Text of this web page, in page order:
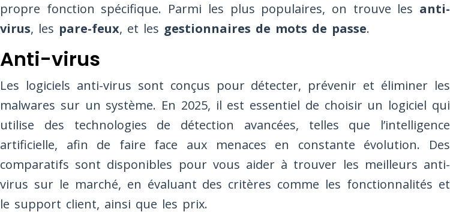
propre fonction spécifique. Parmi les plus populaires, on trouve les anti-
virus, les pare-feux, et les gestionnaires de mots de passe.
Anti-virus
Les logiciels anti-virus sont conçus pour détecter, prévenir et éliminer les
malwares sur un système. En 2025, il est essentiel de choisir un logiciel qui
utilise des technologies de détection avancées, telles que l’intelligence
artificielle, afin de faire face aux menaces en constante évolution. Des
comparatifs sont disponibles pour vous aider à trouver les meilleurs anti-
virus sur le marché, en évaluant des critères comme les fonctionnalités et
le support client, ainsi que les prix.